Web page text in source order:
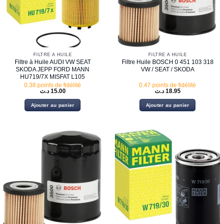
FILTRE À HUILE
Filtre à Huile AUDI VW SEAT
SKODA JEPP FORD MANN
HU719/7X MISFAT L105
0.38 points de fidélité
15.00 د.ت
Ajouter au panier
FILTRE À HUILE
Filtre Huile BOSCH 0 451 103 318
VW / SEAT / SKODA
0.47 points de fidélité
18.95 د.ت
Ajouter au panier